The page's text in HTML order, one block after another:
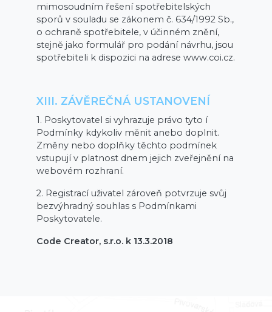
mimosoudním řešení spotřebitelských
sporů v souladu se zákonem č. 634/1992 Sb.,
o ochraně spotřebitele, v účinném znění,
stejně jako formulář pro podání návrhu, jsou
spotřebiteli k dispozici na adrese www.coi.cz.
XIII. ZÁVĚREČNÁ USTANOVENÍ
1. Poskytovatel si vyhrazuje právo tyto í
Podmínky kdykoliv měnit anebo doplnit.
Změny nebo doplňky těchto podmínek
vstupují v platnost dnem jejich zveřejnění na
webovém rozhraní.
2. Registrací uživatel zároveň potvrzuje svůj
bezvýhradný souhlas s Podmínkami
Poskytovatele.
Code Creator, s.r.o. k 13.3.2018